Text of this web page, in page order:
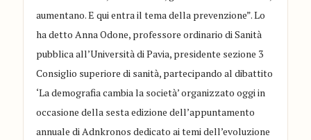
aumentano. E qui entra il tema della prevenzione”. Lo
ha detto Anna Odone, professore ordinario di Sanità
pubblica all’Università di Pavia, presidente sezione 3
Consiglio superiore di sanità, partecipando al dibattito
‘La demografia cambia la società’ organizzato oggi in
occasione della sesta edizione dell’appuntamento
annuale di Adnkronos dedicato ai temi dell’evoluzione